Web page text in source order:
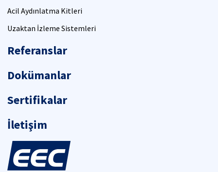
Acil Aydınlatma Kitleri
Uzaktan İzleme Sistemleri
Referanslar
Dokümanlar
Sertifikalar
İletişim